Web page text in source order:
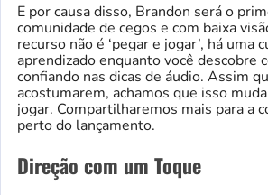
E por causa disso, Brandon será o
comunidade de cegos e com baixa
recurso não é ‘pegar e jogar’, há uma
aprendizado enquanto você descobre
confiando nas dicas de áudio. Assim
acostumarem, achamos que isso
jogar. Compartilharemos mais para a
perto do lançamento.
Direção com um Toque